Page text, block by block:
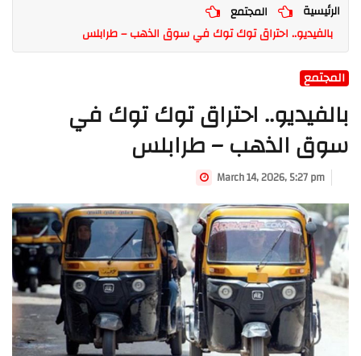
الرئيسية
المجتمع
بالفيديو.. احتراق توك توك في سوق الذهب – طرابلس
المجتمع
بالفيديو.. احتراق توك توك في
سوق الذهب – طرابلس
March 14, 2026, 5:27 pm